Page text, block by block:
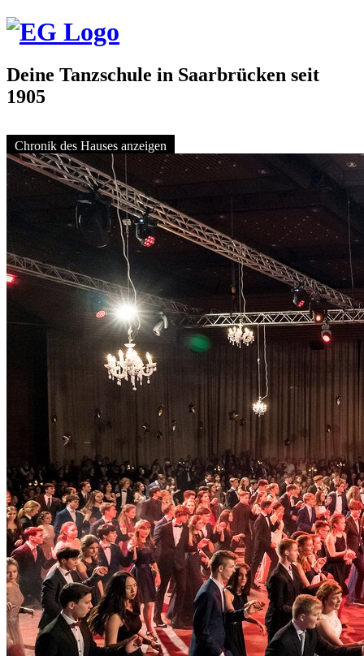
Deine Tanzschule in Saarbrücken seit
1905
Chronik des Hauses anzeigen